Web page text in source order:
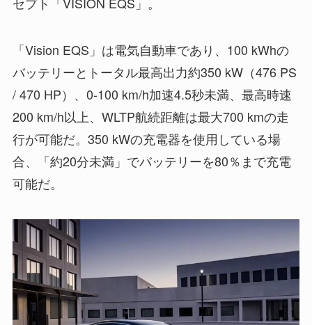
「Vision EQS」は電気自動車であり、100 kWhの
バッテリーとトータル最高出力約350 kW（476 PS
/ 470 HP）、0-100 km/h加速4.5秒未満、最高時速
200 km/h以上、WLTP航続距離は最大700 kmの走
行が可能だ。350 kWの充電器を使用している場
合、「約20分未満」でバッテリーを80％まで充電
可能だ。